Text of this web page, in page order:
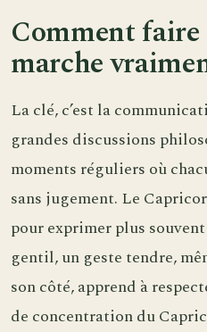
Comment
marche
La clé, c’est la
grandes discussions
moments réguliers où
sans jugement. Le
pour exprimer plus
gentil, un geste tendre,
son côté, apprend à
de concentration du